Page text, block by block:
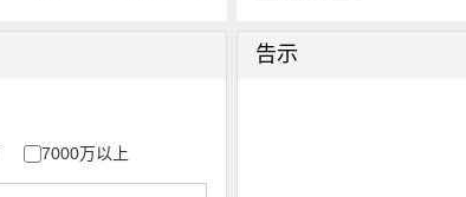
7000万以上
告示